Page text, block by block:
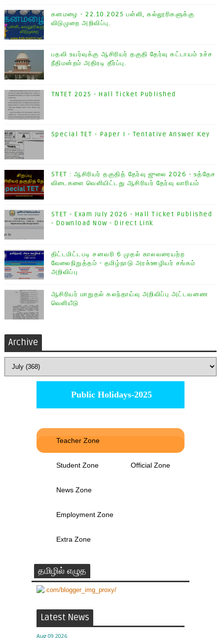
கனமழை - 22.10.2025 பள்ளி, கல்லூரிகளுக்கு
விடுமுறை அறிவிப்பு.
பதவி உயர்வுக்கு ஆசிரியர் தகுதி தேர்வு கட்டாயம் உச்ச
நீதிமன்றம் அதிரடி தீர்ப்பு.
TNTET 2025 - Hall Ticket Published
Special TET - Paper I - Tentative Answer Key
STET : ஆசிரியர் தகுதித் தேர்வு ஜுலை 2026 - உத்தேச
விடைகளை வெளியிட்டது ஆசிரியர் தேர்வு வாரியம்
STET - Exam July 2026 - Hall Ticket Published
- Download Now - Direct Link
திட்டமிட்டபடி சனவரி 6 முதல் காலவரையற்ற
வேலைநிறுத்தம் - தமிழ்நாடு அரசு்ஊழியர் சங்கம்
அறிவிப்பு
ஆசிரியர் மாறுதல் கலந்தாய்வு அறிவிப்பு அட்டவனண
வெளியீடு
Archive
Public Holidays-2025
Teacher Zone
Student Zone Official Zone
News Zone
Employment Zone
Extra Zone
தமிழில் எழுத
Latest News
Aug 09 2026